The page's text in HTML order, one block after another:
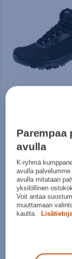
Norm. hinta:120€
30pv alin hinta: 89,95€
Useita kokoja
Parempaa
avulla
K-ryhmä
avulla
avulla mitataan
yksilöllinen
Voit antaa
muuttamaan
kautta.